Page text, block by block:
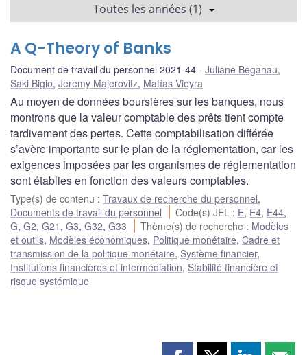
Toutes les années (1)
A Q-Theory of Banks
Document de travail du personnel 2021-44 Juliane Beganau,
Saki Bigio, Jeremy Majerovitz, Matías Vieyra
Au moyen de données boursières sur les banques, nous
montrons que la valeur comptable des prêts tient compte
tardivement des pertes. Cette comptabilisation différée
s’avère importante sur le plan de la réglementation, car les
exigences imposées par les organismes de réglementation
sont établies en fonction des valeurs comptables.
Type(s) de contenu : Travaux de recherche du personnel,
Documents de travail du personnel
Code(s) JEL : E, E4, E44,
G, G2, G21 , G3, G32, G33 Thème(s) de recherche : Modèles
et outils, Modèles économiques, Politique monétaire, Cadre et
transmission de la politique monétaire, Système financier,
Institutions financières et intermédiation, Stabilité financière et
risque systémique